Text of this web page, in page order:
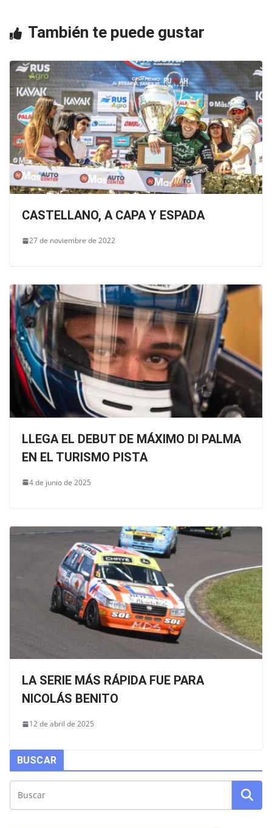
k
También te puede gustar
CASTELLANO, A CAPA Y ESPADA
27 de noviembre de 2022
LLEGA EL DEBUT DE MÁXIMO DI PALMA
EN EL TURISMO PISTA
4 de junio de 2025
LA SERIE MÁS RÁPIDA FUE PARA
NICOLÁS BENITO
12 de abril de 2025
BUSCAR